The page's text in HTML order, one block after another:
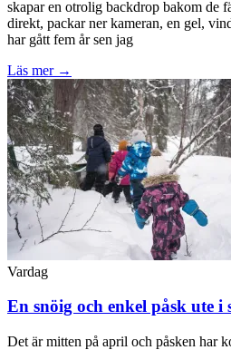
skapar en otrolig backdrop bakom de
direkt, packar ner kameran, en gel,
har gått fem år sen jag
Läs mer →
Vardag
En snöig och enkel påsk ute i
Det är mitten på april och påsken har